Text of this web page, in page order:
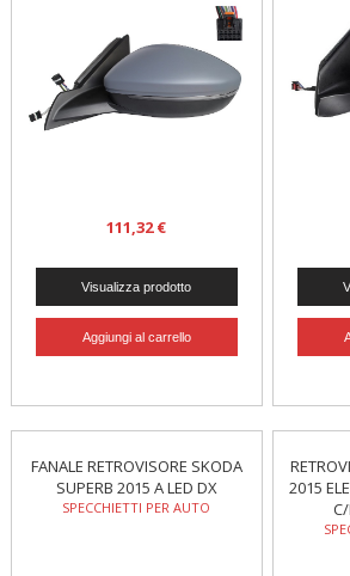
111,32 €
FANALE RETROVISORE SKODA
SUPERB 2015 A LED DX
SPECCHIETTI PER AUTO
2015